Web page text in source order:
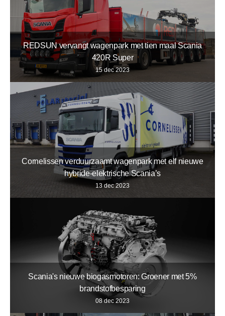
REDSUN vervangt wagenpark met tien maal Scania
420R Super
15 dec 2023
Cornelissen verduurzaamt wagenpark met elf nieuwe
hybride-elektrische Scania’s
13 dec 2023
Scania's nieuwe biogasmotoren: Groener met 5%
brandstofbesparing
08 dec 2023